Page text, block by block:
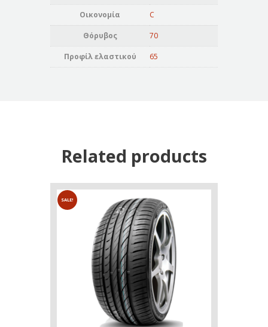
Οικονομία C
Θόρυβος 70
Προφίλ ελαστικού 65
Related products
SALE!